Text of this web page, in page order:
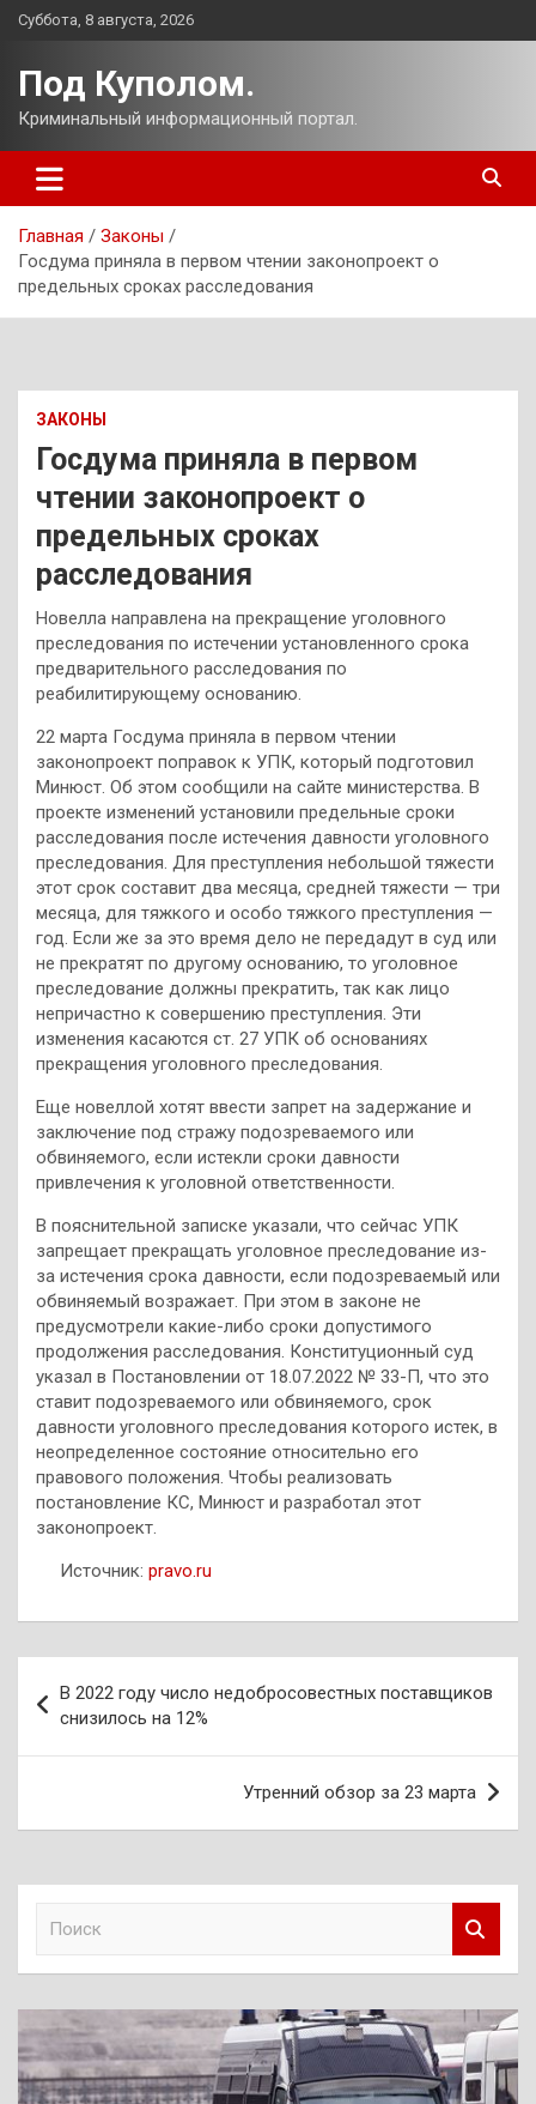
Перейти
Суббота, 8 августа, 2026
Под Куполом.
Криминальный информационный портал.
Главная
Законы
Госдума приняла в первом чтении законопроект о
предельных сроках расследования
ЗАКОНЫ
Госдума приняла в первом
чтении законопроект о
предельных сроках
расследования
Новелла направлена на прекращение уголовного
преследования по истечении установленного срока
предварительного расследования по
реабилитирующему основанию.
22 марта Госдума приняла в первом чтении
законопроект поправок к УПК, который подготовил
Минюст. Об этом сообщили на сайте министерства. В
проекте изменений установили предельные сроки
расследования после истечения давности уголовного
преследования. Для преступления небольшой тяжести
этот срок составит два месяца, средней тяжести — три
месяца, для тяжкого и особо тяжкого преступления —
год. Если же за это время дело не передадут в суд или
не прекратят по другому основанию, то уголовное
преследование должны прекратить, так как лицо
непричастно к совершению преступления. Эти
изменения касаются ст. 27 УПК об основаниях
прекращения уголовного преследования.
Еще новеллой хотят ввести запрет на задержание и
заключение под стражу подозреваемого или
обвиняемого, если истекли сроки давности
привлечения к уголовной ответственности.
В пояснительной записке указали, что сейчас УПК
запрещает прекращать уголовное преследование из-
за истечения срока давности, если подозреваемый или
обвиняемый возражает. При этом в законе не
предусмотрели какие-либо сроки допустимого
продолжения расследования. Конституционный суд
указал в Постановлении от 18.07.2022 № 33-П, что это
ставит подозреваемого или обвиняемого, срок
давности уголовного преследования которого истек, в
неопределенное состояние относительно его
правового положения. Чтобы реализовать
постановление КС, Минюст и разработал этот
законопроект.
Источник: pravo.ru
по
записям
В 2022 году число недобросовестных поставщиков
снизилось на 12%
Утренний обзор за 23 марта
к